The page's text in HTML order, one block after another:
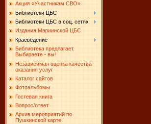
Акция «Участникам СВО»
Библиотеки ЦБС
Библиотеки ЦБС в соц. сетях
Издания Мариинской ЦБС
Краеведение
Библиотека предлагает.
Выбираете - вы!
Независимая оценка качества
оказания услуг
Каталог сайтов
Фотоальбомы
Гостевая книга
Вопрос/ответ
Архив мероприятий по
Пушкинской карте